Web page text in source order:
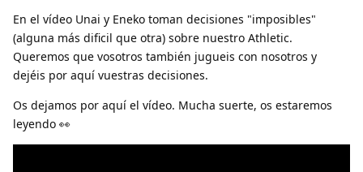
En el vídeo Unai y Eneko toman decisiones "imposibles"
(alguna más dificil que otra) sobre nuestro Athletic.
Queremos que vosotros también jugueis con nosotros y
dejéis por aquí vuestras decisiones.
Os dejamos por aquí el vídeo. Mucha suerte, os estaremos
leyendo 👀